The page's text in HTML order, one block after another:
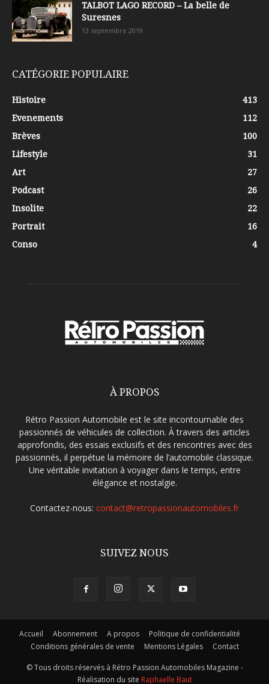
TALBOT LAGO RECORD – La belle de
Suresnes
13 septembre 2019
CATÉGORIE POPULAIRE
Histoire
413
Evenements
112
Brèves
100
Lifestyle
31
Art
27
Podcast
26
Insolite
22
Portrait
16
Conso
4
À PROPOS
Rétro Passion Automobile est le site incontournable des
passionnés de véhicules de collection. À travers des articles
approfondis, des essais exclusifs et des rencontres avec des
passionnés, il perpétue la mémoire de l’automobile classique.
Une véritable invitation à voyager dans le temps, entre
élégance et nostalgie.
Contactez-nous: contact@retropassionautomobiles.fr
SUIVEZ NOUS
Accueil Abonnement A propos
Politique de confidentialité
Conditions générales de vente
Mentions Légales Contact
© Tous droits réservés à Rétro Passion Automobiles Magazine -
Réalisation du site Raphaelle Baut